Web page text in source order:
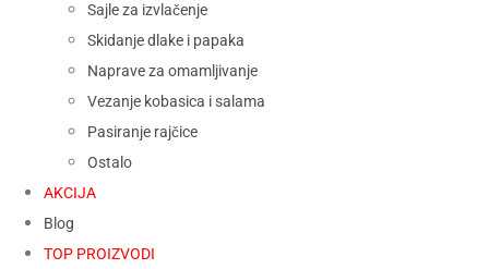
Sajle za izvlačenje
Skidanje dlake i papaka
Naprave za omamljivanje
Vezanje kobasica i salama
Pasiranje rajčice
Ostalo
AKCIJA
Blog
TOP PROIZVODI